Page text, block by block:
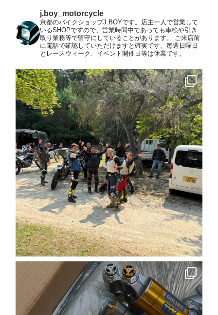
j.boy_motorcycle
京都のバイクショップJ.BOYです。店主一人で営業して
いるSHOPですので、営業時間中であっても車検や引き
取り業務等で留守にしていることがあります。
ご来店前
に電話で確認していただけますと確実です。毎週日曜日
とレースウィーク、イベント開催日等は休業です。